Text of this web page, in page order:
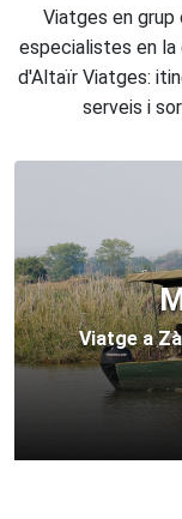
Viatges en
especialistes en la
d'Altaïr Viatges:
serveis i
Viatge a